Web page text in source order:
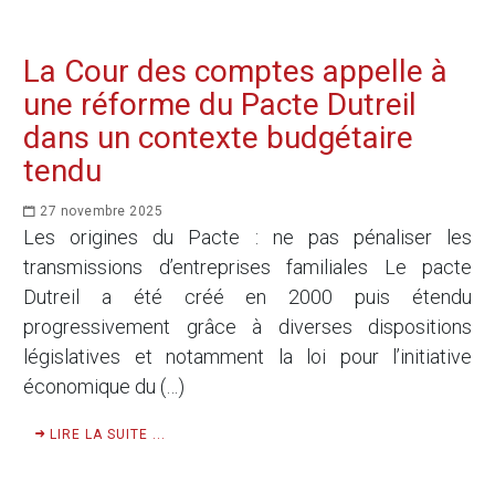
La Cour des comptes appelle à
une réforme du Pacte Dutreil
dans un contexte budgétaire
tendu
27 novembre 2025
Les origines du Pacte : ne pas pénaliser les
transmissions d’entreprises familiales Le pacte
Dutreil a été créé en 2000 puis étendu
progressivement grâce à diverses dispositions
législatives et notamment la loi pour l’initiative
économique du (…)
LIRE LA SUITE ...